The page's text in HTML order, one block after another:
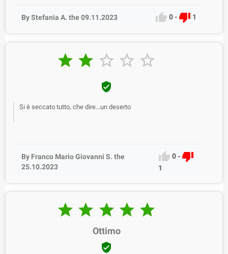
By Stefania A. the 09.11.2023  0-  1
    

Si è seccato tutto, che dire...un deserto
By Franco Mario Giovanni S. the
25.10.2023
 0- 
1
    
Ottimo
